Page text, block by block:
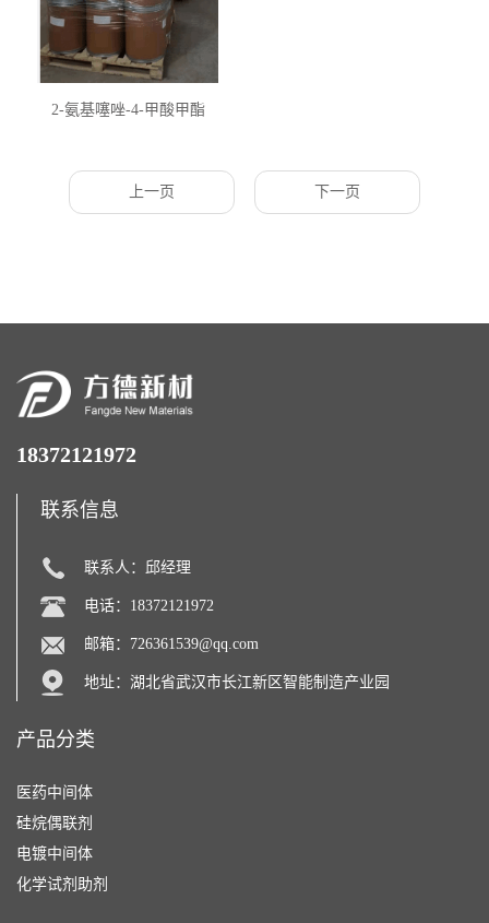
2-氨基噻唑-4-甲酸甲酯
上一页 下一页
18372121972
联系信息
联系人：邱经理
电话：18372121972
邮箱： 726361539@qq.com
地址：湖北省武汉市长江新区智能制造产业园
产品分类
医药中间体
硅烷偶联剂
电镀中间体
化学试剂助剂